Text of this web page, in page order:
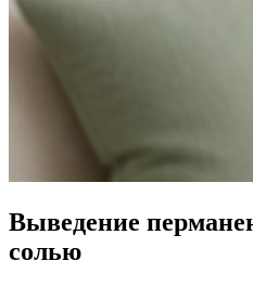
Выведение
солью